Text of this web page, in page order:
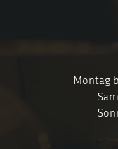
Montag